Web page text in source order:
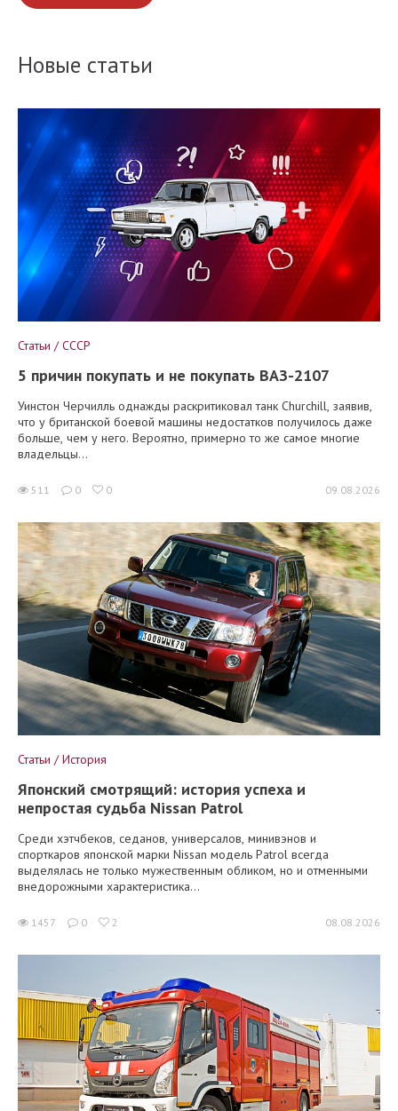
Новые статьи
Статьи / СССР
5 причин покупать и не покупать ВАЗ-2107
Уинстон Черчилль однажды раскритиковал танк Churchill, заявив,
что у британской боевой машины недостатков получилось даже
больше, чем у него. Вероятно, примерно то же самое многие
владельцы...
511 0 0 09.08.2026
Статьи / История
Японский смотрящий: история успеха и
непростая судьба Nissan Patrol
Среди хэтчбеков, седанов, универсалов, минивэнов и
спорткаров японской марки Nissan модель Patrol всегда
выделялась не только мужественным обликом, но и отменными
внедорожными характеристика...
1457 0 2 08.08.2026